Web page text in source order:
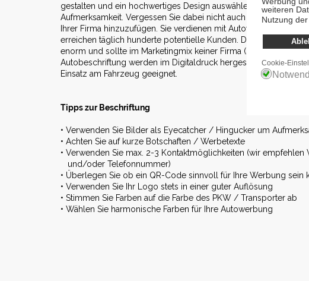
gestalten und ein hochwertiges Design auswählen, erzielen Sie
Aufmerksamkeit. Vergessen Sie dabei nicht auch
Ihrer Firma hinzuzufügen. Sie verdienen mit Autowerbung zwar
erreichen täglich hunderte potentielle Kunden. Das Potential der
enorm und sollte im Marketingmix keiner Firma
Autobeschriftung werden im Digitaldruck hergestellt und sind für
Einsatz am Fahrzeug geeignet.
Tipps zur Beschriftung
• Verwenden Sie Bilder als Eyecatcher / Hingucker um
• Achten Sie auf kurze Botschaften / Werbetexte
• Verwenden Sie max. 2-3 Kontaktmöglichkeiten (wir empfehlen
und/oder Telefonnummer)
• Überlegen Sie ob ein QR-Code sinnvoll für Ihre Werbung sein
• Verwenden Sie Ihr Logo stets in einer guter Auflösung
• Stimmen Sie Farben auf die Farbe des PKW / Transporter ab
• Wählen Sie harmonische Farben für Ihre Autowerbung